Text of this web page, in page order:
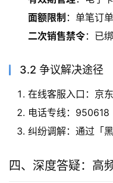
面额限制 ：单笔订
二次销售禁令：已
3.2 争议解决途径
在线客服入口：京
电话专线：950618
纠纷调解：通过「
四、深度答疑：高